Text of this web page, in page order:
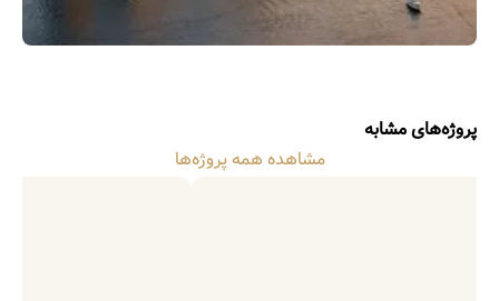
پروژه‌های مشابه
مشاهده همه پروژه‌ها